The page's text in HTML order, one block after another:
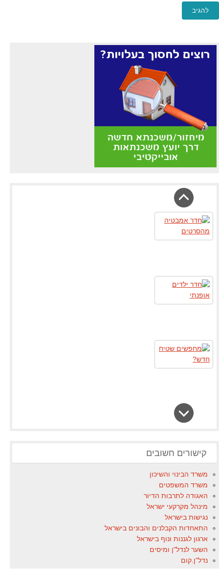
קישורים חשובים
משרד הבינוי והשיכון
משרד המשפטים
האגודה לתרבות הדיור
מינהל מקרקעי ישראל
נגישות בישראל
התאחדות הקבלנים והבונים בישראל
ארגון לגננות ונוף בישראל
השער לנדל"ן ומיסים
נדל"ן.קום